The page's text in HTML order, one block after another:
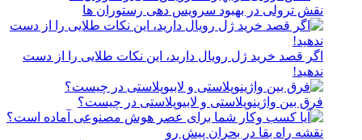
نقش ترولی در بهبود سرویس دهی رستوران ها
اگر قصد خرید ژل رویال دارید، این نکات طلایی را از دست
ندهید!
فرق بین واژینوپلاستی و لابیوپلاستی در چیست؟